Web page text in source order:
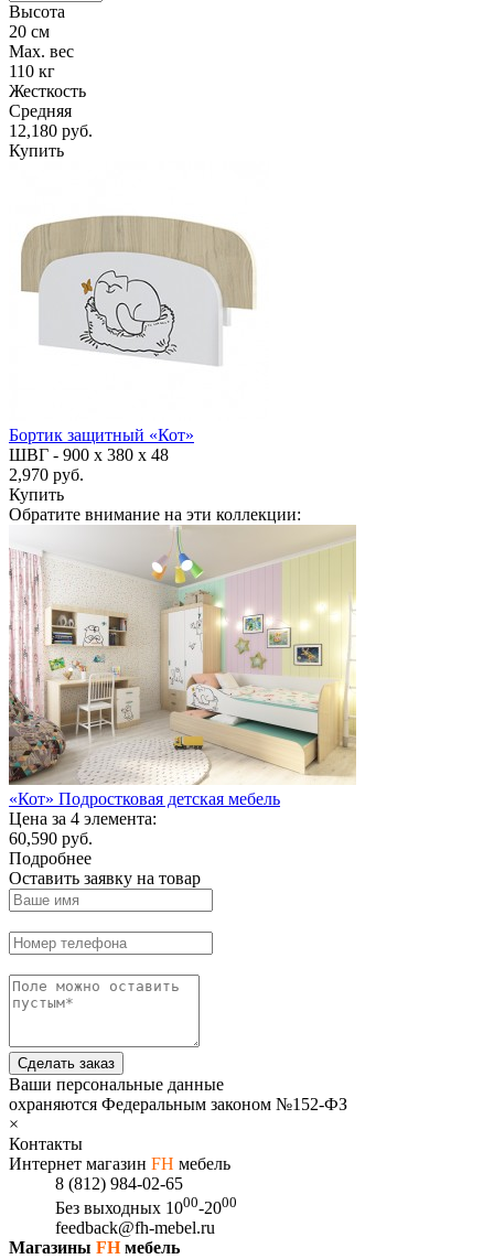
Высота
20 см
Max. вес
110 кг
Жесткость
Средняя
12,180 руб.
Купить
Бортик защитный «Кот»
ШВГ - 900 х 380 х 48
2,970 руб.
Купить
Обратите внимание на эти коллекции:
«Кот» Подростковая детская мебель
Цена за 4 элемента:
60,590 руб.
Подробнее
Оставить заявку на товар
Сделать заказ
Ваши персональные данные
охраняются Федеральным законом №152-ФЗ
×
Контакты
Интернет магазин FH мебель
8 (812) 984-02-65
Без выходных 1000-2000
feedback@fh-mebel.ru
Магазины FHмебель